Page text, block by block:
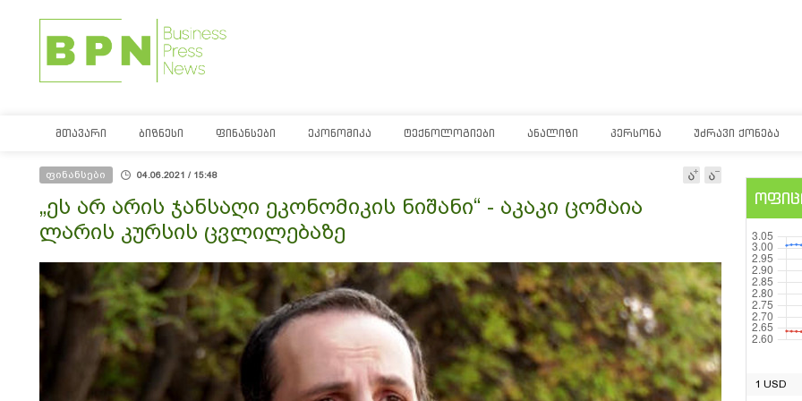
ᲛᲗᲐᲕᲐᲠᲘ ᲑᲘᲖᲜᲔᲡᲘ ᲤᲘᲜᲐᲜᲡᲔᲑᲘ ᲔᲙᲝᲜᲝᲛᲘᲙᲐ ᲢᲔᲥᲜᲝᲚᲝᲒᲘᲔᲑᲘ ᲐᲜᲐᲚᲘᲖᲘ ᲞᲔᲠᲡᲝᲜᲐ ᲣᲫᲠᲐᲕᲘ ᲥᲝᲜᲔᲑᲐ
ფინანსები 04.06.2021 / 15:48
„ეს არ არის ჯანსაღი ეკონომიკის ნიშანი“ - აკაკი ცომაია
ლარის კურსის ცვლილებაზე
1 USD